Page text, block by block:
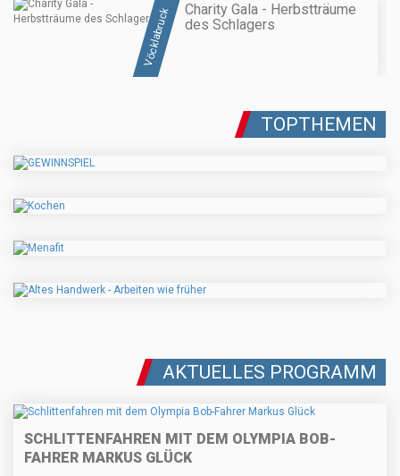
Vöcklabruck
Charity Gala - Herbstträume
des Schlagers
TOPTHEMEN
AKTUELLES PROGRAMM
SCHLITTENFAHREN MIT DEM OLYMPIA BOB-
FAHRER MARKUS GLÜCK